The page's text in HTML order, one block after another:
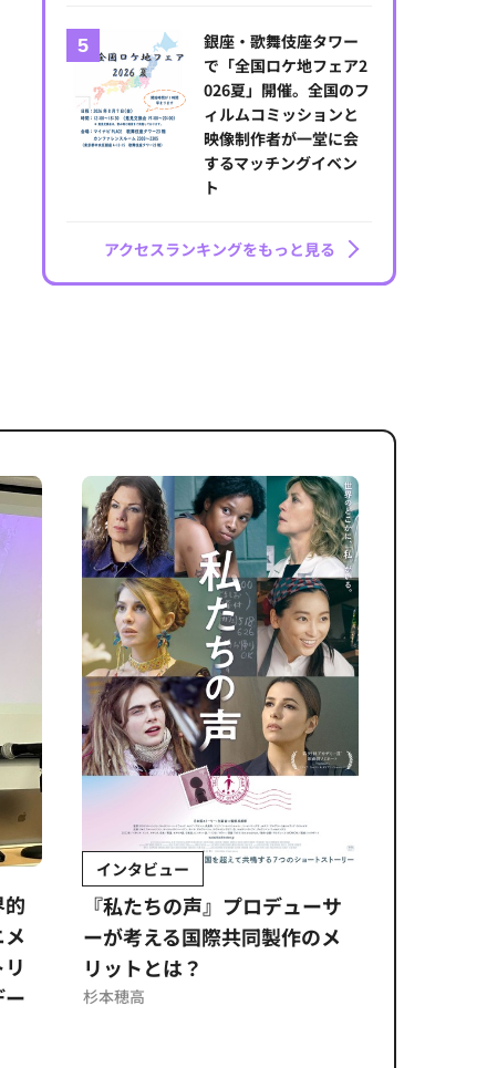
銀座・歌舞伎座タワー
で「全国ロケ地フェア2
026夏」開催。全国のフ
ィルムコミッションと
映像制作者が一堂に会
するマッチングイベン
ト
アクセスランキングをもっと見る
インタビュー
『私たちの声』プロデューサ
ーが考える国際共同製作のメ
リットとは？
杉本穂高
Sponsored by 株式
公​​取委の調査でエ
に問われる「取引